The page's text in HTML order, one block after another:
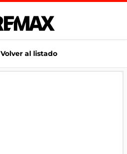
Volver al listado